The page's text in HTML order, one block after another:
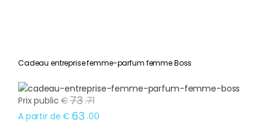
Cadeau entreprise femme-parfum femme Boss
Prix public €73.71
A partir de € 63 .00